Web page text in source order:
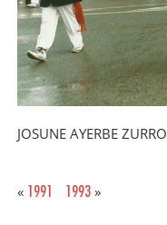
JOSUNE AYERBE ZURRO
« 1991 1993 »